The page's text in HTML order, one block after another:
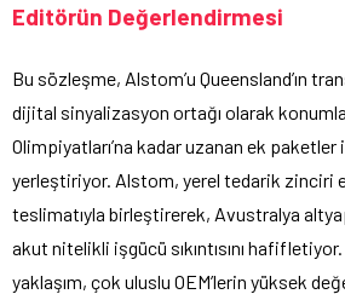
Editörün Değerlendirmesi
Bu sözleşme, Alstom’u Queensland’ın
dijital sinyalizasyon ortağı olarak
Olimpiyatları’na kadar uzanan ek
yerleştiriyor. Alstom, yerel tedarik zinciri
teslimatıyla birleştirerek, Avustralya
akut nitelikli işgücü sıkıntısını
yaklaşım, çok uluslu OEM’lerin yüksek